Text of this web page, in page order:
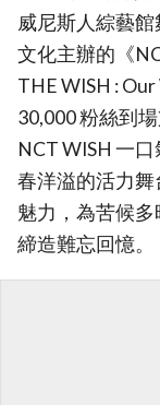
威尼斯人綜藝
文化主辦的《
THE WISH :
30,000 粉絲到
NCT WISH 一
春洋溢的活力
魅力，為苦候多
締造難忘回憶。